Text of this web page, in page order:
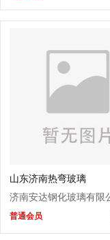
山东济南热弯玻璃
济南安达钢化玻璃有限
普通会员